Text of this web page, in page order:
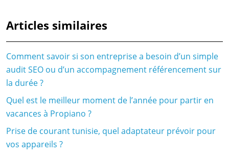
Articles similaires
Comment savoir si son entreprise a besoin d’un simple
audit SEO ou d’un accompagnement référencement sur
la durée ?
Quel est le meilleur moment de l’année pour partir en
vacances à Propiano ?
Prise de courant tunisie, quel adaptateur prévoir pour
vos appareils ?